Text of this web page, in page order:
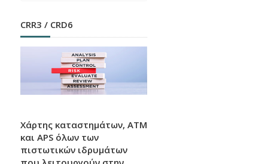
Ρυθμιστικών Εξελίξεων
H Ελληνική Ένωση Τραπεζών σας καλωσορίζει
CRR3 / CRD6
Χάρτης καταστημάτων, ATM
και APS όλων των
πιστωτικών ιδρυμάτων